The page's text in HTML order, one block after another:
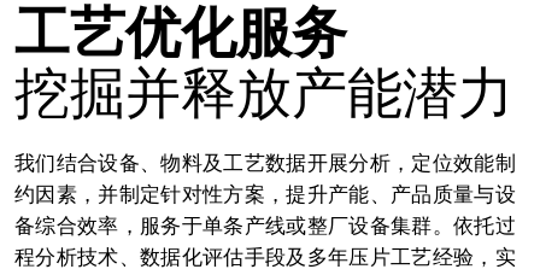
工艺优化服务
挖掘并释放产能潜力
我们结合设备、物料及工艺数据开展分析，定位效能制
约因素，并制定针对性方案，提升产能、产品质量与设
备综合效率，服务于单条产线或整厂设备集群。依托过
程分析技术、数据化评估手段及多年压片工艺经验，实